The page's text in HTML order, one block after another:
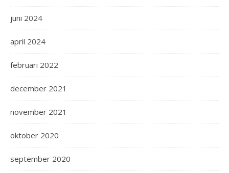
juni 2024
april 2024
februari 2022
december 2021
november 2021
oktober 2020
september 2020